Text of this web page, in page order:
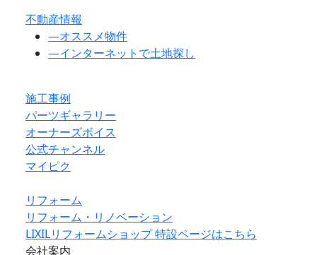
不動産情報
―オススメ物件
―インターネットで土地探し
施工事例
パーツギャラリー
オーナーズボイス
公式チャンネル
マイピク
リフォーム
リフォーム・リノベーション
LIXILリフォームショップ 特設ページはこちら
会社案内